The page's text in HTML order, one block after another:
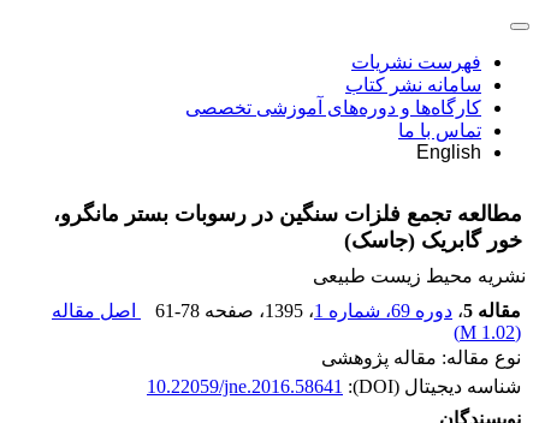
فهرست نشریات
سامانه نشر کتاب
کارگاه‌ها و دوره‌های آموزشی تخصصی
تماس با ما
English
مطالعه تجمع فلزات سنگین در رسوبات بستر مانگرو،
خور گابریک (جاسک)
نشریه محیط زیست طبیعی
مقاله 5
، دوره 69، شماره 1 ، 1395 ، صفحه 61-78
اصل مقاله
(
1.02 M
)
نوع مقاله: مقاله پژوهشی
شناسه دیجیتال (DOI):
10.22059/jne.2016.58641
نویسندگان